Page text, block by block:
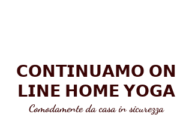
𝗖𝗢𝗡𝗧𝗜𝗡𝗨𝗔𝗠𝗢 𝗢𝗡
𝗟𝗜𝗡𝗘 𝗛𝗢𝗠𝗘 𝗬𝗢𝗚𝗔
Comodamente da casa in sicurezza